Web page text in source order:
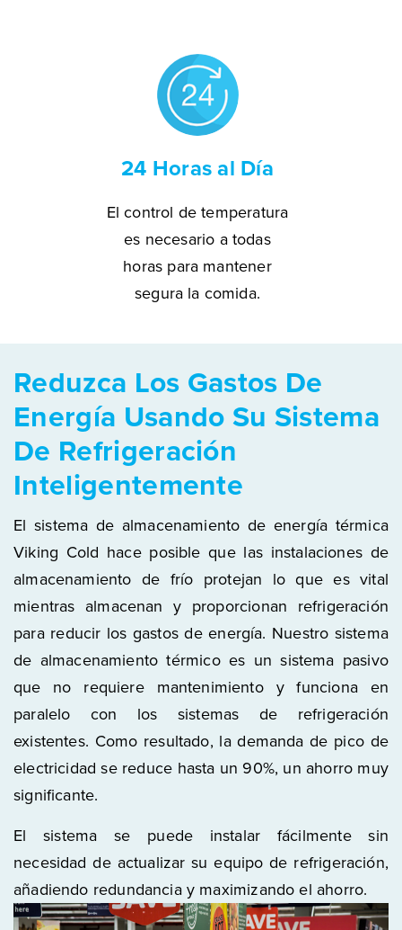
24 Horas al Día
El control de temperatura
es necesario a todas
horas para mantener
segura la comida.
Reduzca Los Gastos De
Energía Usando Su Sistema
De Refrigeración
Inteligentemente
El sistema de almacenamiento de energía térmica
Viking Cold hace posible que las instalaciones de
almacenamiento de frío protejan lo que es vital
mientras almacenan y proporcionan refrigeración
para reducir los gastos de energía. Nuestro sistema
de almacenamiento térmico es un sistema pasivo
que no requiere mantenimiento y funciona en
paralelo con los sistemas de refrigeración
existentes. Como resultado, la demanda de pico de
electricidad se reduce hasta un 90%, un ahorro muy
significante.
El sistema se puede instalar fácilmente sin
necesidad de actualizar su equipo de refrigeración,
añadiendo redundancia y maximizando el ahorro.